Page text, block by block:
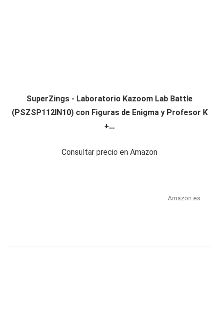
SuperZings - Laboratorio Kazoom Lab Battle
(PSZSP112IN10) con Figuras de Enigma y Profesor K
+...
Consultar precio en Amazon
Amazon.es